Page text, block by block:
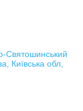
Святошинський
Київська обл,